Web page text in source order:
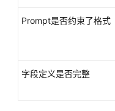
Prompt是否约束了格式
字段定义是否完整